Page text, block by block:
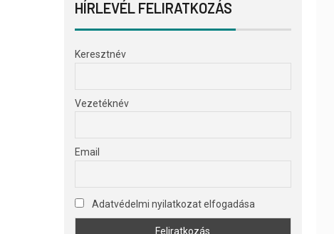
HÍRLEVÉL FELIRATKOZÁS
Keresztnév
Vezetéknév
Email
Adatvédelmi nyilatkozat elfogadása